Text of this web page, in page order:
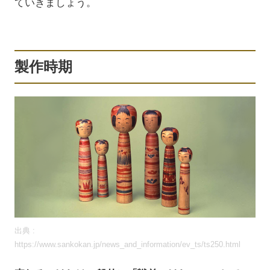
製作時期
出典 :
https://www.sankokan.jp/news_and_information/ev_ts/ts250.html